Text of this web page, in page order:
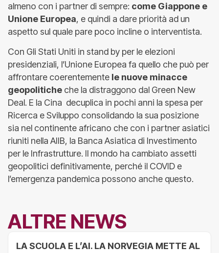
almeno con i partner di sempre: come Giappone e
Unione Europea, e quindi a dare priorità ad un
aspetto sul quale pare poco incline o interventista.
Con Gli Stati Uniti in stand by per le elezioni
presidenziali, l’Unione Europea fa quello che può per
affrontare coerentemente le nuove minacce
geopolitiche che la distraggono dal Green New
Deal. E la Cina decuplica in pochi anni la spesa per
Ricerca e Sviluppo consolidando la sua posizione
sia nel continente africano che con i partner asiatici
riuniti nella AIIB, la Banca Asiatica di Investimento
per le Infrastrutture. Il mondo ha cambiato assetti
geopolitici definitivamente, perché il COVID e
l’emergenza pandemica possono anche questo.
ALTRE NEWS
LA SCUOLA E L’AI. LA NORVEGIA METTE AL